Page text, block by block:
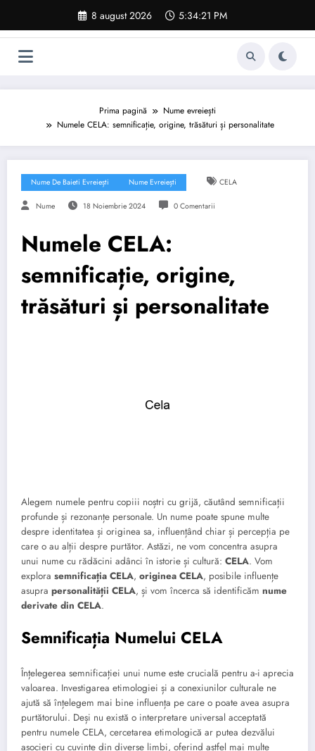
conținut
8 august 2026 5:34:22 PM
Prima pagină
Nume evreiești
Numele CELA: semnificație, origine, trăsături și personalitate
Nume De Baieti Evreiești Nume Evreiești CELA
Nume 18 Noiembrie 2024 0 Comentarii
Numele CELA:
semnificație, origine,
trăsături și personalitate
Alegem numele pentru copiii noștri cu grijă, căutând semnificații
profunde și rezonanțe personale. Un nume poate spune multe
despre identitatea și originea sa, influențând chiar și percepția pe
care o au alții despre purtător. Astăzi, ne vom concentra asupra
unui nume cu rădăcini adânci în istorie și cultură: CELA. Vom
explora semnificația CELA, originea CELA, posibile influențe
asupra personalității CELA, și vom încerca să identificăm nume
derivate din CELA.
Semnificația Numelui CELA
Înțelegerea semnificației unui nume este crucială pentru a-i aprecia
valoarea. Investigarea etimologiei și a conexiunilor culturale ne
ajută să înțelegem mai bine influența pe care o poate avea asupra
purtătorului. Deși nu există o interpretare universal acceptată
pentru numele CELA, cercetarea etimologică ar putea dezvălui
asocieri cu cuvinte din diverse limbi, oferind astfel mai multe